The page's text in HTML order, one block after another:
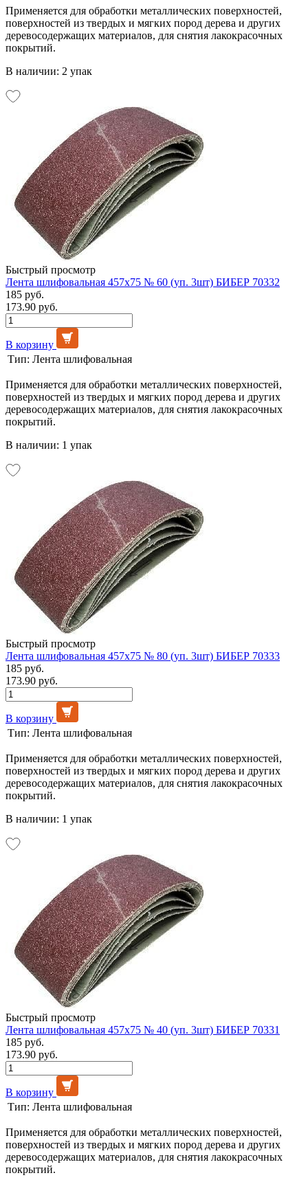
Применяется для обработки металлических поверхностей,
поверхностей из твердых и мягких пород дерева и других
деревосодержащих материалов, для снятия лакокрасочных
покрытий.
В наличии: 2 упак
Быстрый просмотр
Лента шлифовальная 457х75 № 60 (уп. 3шт) БИБЕР 70332
185 руб.
173.90 руб.
В корзину
Тип: Лента шлифовальная
Применяется для обработки металлических поверхностей,
поверхностей из твердых и мягких пород дерева и других
деревосодержащих материалов, для снятия лакокрасочных
покрытий.
В наличии: 1 упак
Быстрый просмотр
Лента шлифовальная 457х75 № 80 (уп. 3шт) БИБЕР 70333
185 руб.
173.90 руб.
В корзину
Тип: Лента шлифовальная
Применяется для обработки металлических поверхностей,
поверхностей из твердых и мягких пород дерева и других
деревосодержащих материалов, для снятия лакокрасочных
покрытий.
В наличии: 1 упак
Быстрый просмотр
Лента шлифовальная 457х75 № 40 (уп. 3шт) БИБЕР 70331
185 руб.
173.90 руб.
В корзину
Тип: Лента шлифовальная
Применяется для обработки металлических поверхностей,
поверхностей из твердых и мягких пород дерева и других
деревосодержащих материалов, для снятия лакокрасочных
покрытий.